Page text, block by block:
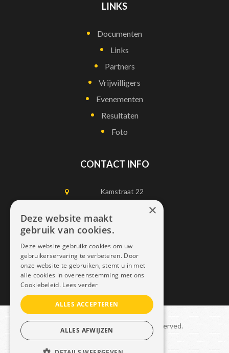
LINKS
Documenten
Links
Partners
Vrijwilligers
Evenementen
Resultaten
Foto
CONTACT INFO
Kamstraat 22
1750 Lennik
0497452898
info@dais.be
Copyright © 2021 Dais. All rights reserved.
Sitemap–GDPR
×
Deze website maakt
gebruik van cookies.
Deze website gebruikt cookies om uw
gebruikerservaring te verbeteren. Door
onze website te gebruiken, stemt u in met
alle cookies in overeenstemming met ons
Cookiebeleid. Lees verder
ALLES ACCEPTEREN
ALLES AFWIJZEN